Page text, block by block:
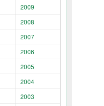
2009
2008
2007
2006
2005
2004
2003